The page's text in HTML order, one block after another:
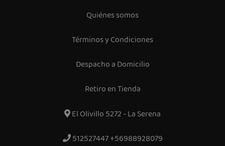
Quiénes somos
Términos y Condiciones
Despacho a Domicilio
Retiro en Tienda
El Olivillo 5272 - La Serena
512527447 +56988928079